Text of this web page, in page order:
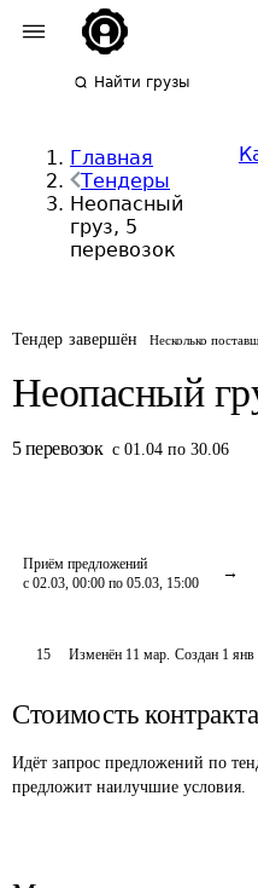
Найти грузы
Главная
Тендеры
Неопасный
груз, 5
перевозок
Тендер завершён Несколько
Неопасный
5 перевозок с 01.04 по 30.06
Приём предложений
с 02.03, 00:00 по 05.03, 15:00
15 Изменён 11 мар. Создан 1 янв
Стоимость контракта
Идёт запрос предложений по
предложит наилучшие условия.